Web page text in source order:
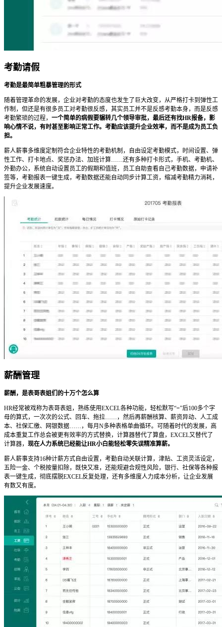
考勤请假
考勤是最简单粗暴管理的形式
随着管理革命的发展，企业对考勤的态度也发生了巨大改变，从严格打卡到弹性工
作制，但还是有很多员工对考勤很反感，其实员工并不是反感考勤本身，而是反感
考勤繁琐的过程， 一个简单的病假要辗转几个领导审批，最后还有找HR报备，影
响心情不说，有时甚至影响正常工作。考勤应该提升企业效率，而不是成为员工负
担。
薪人薪事多维度定制符合企业特性的考勤机制，自由设定考勤模式，时间设置、弹
性工作、打卡地点、奖惩办法、加班计算……还有多种打卡形式，手机、考勤机、
外勤办公，系统自动设置员工的假期和值班，员工自助查看自己考勤数据，申请补
签等，考勤报表一键生成，考勤数据还能自动同步计算工资，缩减考勤精力消耗，
提升企业发展速度。
薪酬管理
薪酬，是表哥表姐们的十万个怎么算
HR经常被戏称为表哥表姐，熟练使用EXCEL各种功能，轻松默写“=”后100多个字
母的算式，一次次的公式、回车、拖拉……，然后再薪酬核算、薪资异动、人工成
本、社保汇缴、网银数据……，每月N多种表格单曲循环。可随着时代的发展，高
成本重复工作总会被更有效率的方式替换，计算器替代了算盘，EXCEL又替代了
计算器， 现在人力系统已经能让HR小白能轻松零失误精准算薪。
薪人薪事支持16种计薪方式自由设置，考勤自动关联计算，津贴、工资灵活设定，
五险一金、个税按量扣除，既快又准，还能规避合规性风险，银行、社保等各种报
表一键生成，彻底摆脱EXCEL反复处理，还有多维度人力成本分析，让企业发展
有数又有度。